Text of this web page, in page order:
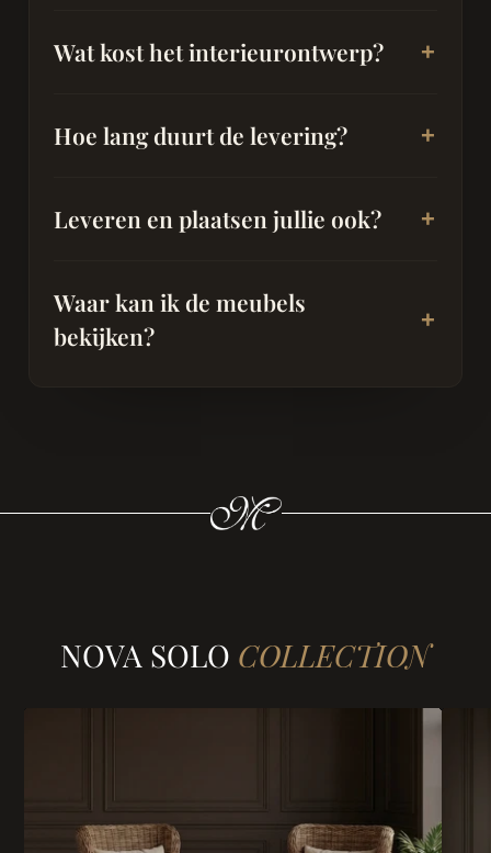
Wat kost het interieurontwerp?
Hoe lang duurt de levering?
Leveren en plaatsen jullie ook?
Waar kan ik de meubels
bekijken?
NOVA SOLO COLLECTION